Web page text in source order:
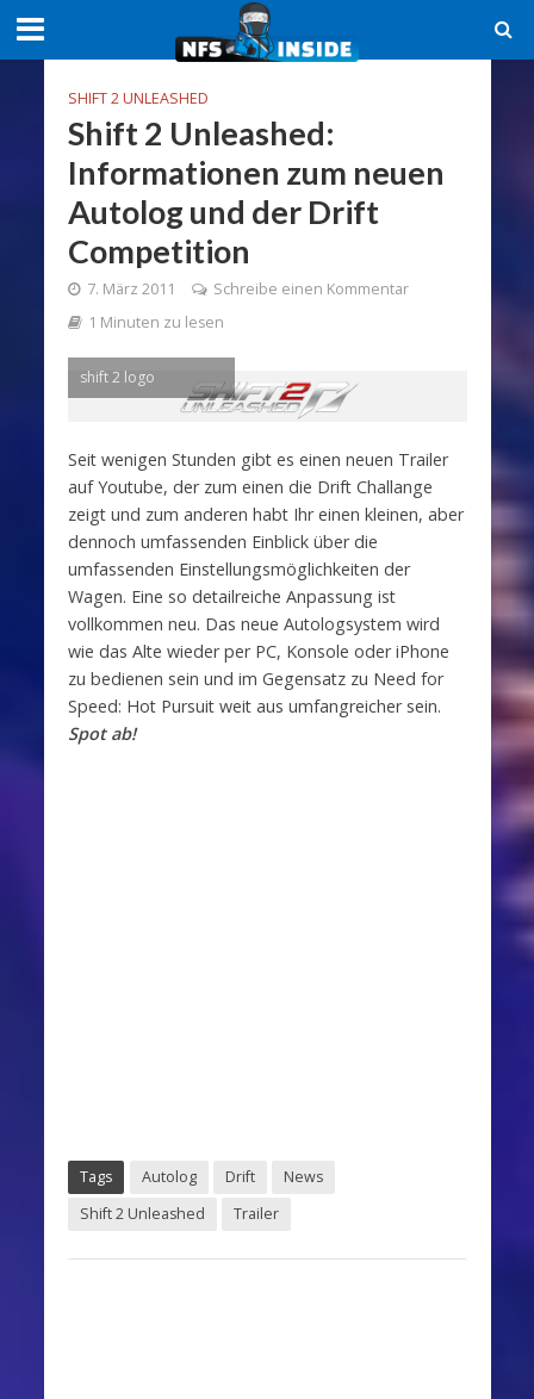
SHIFT 2 UNLEASHED
Shift 2 Unleashed:
Informationen zum neuen
Autolog und der Drift
Competition
7. März 2011
Schreibe einen Kommentar
1 Minuten zu lesen
shift 2 logo
Seit wenigen Stunden gibt es einen neuen Trailer
auf Youtube, der zum einen die Drift Challange
zeigt und zum anderen habt Ihr einen kleinen, aber
dennoch umfassenden Einblick über die
umfassenden Einstellungsmöglichkeiten der
Wagen. Eine so detailreiche Anpassung ist
vollkommen neu. Das neue Autologsystem wird
wie das Alte wieder per PC, Konsole oder iPhone
zu bedienen sein und im Gegensatz zu Need for
Speed: Hot Pursuit weit aus umfangreicher sein.
Spot ab!
Tags Autolog Drift
News
Shift 2 Unleashed
Trailer